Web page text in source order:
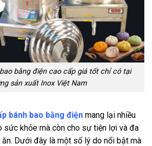
bằng điện cao cấp giá tốt chỉ có tại
sản xuất Inox Việt Nam
bánh bao bằng điện mang lại nhiều
sức khỏe mà còn cho sự tiện lợi và đa
Dưới đây là một số lý do nổi bật mà